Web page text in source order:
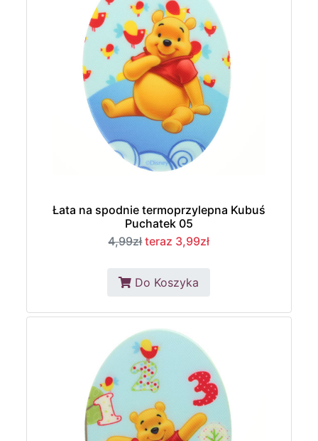
Łata na spodnie termoprzylepna Kubuś
Puchatek 05
4,99zł teraz 3,99zł
Do Koszyka